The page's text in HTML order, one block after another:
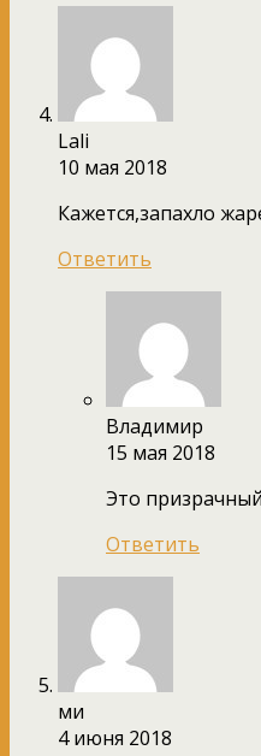
Lali
10 мая 2018
Кажется,запахло
Ответить
Владимир
15 мая 2018
Это
Ответить
ми
4 июня 2018